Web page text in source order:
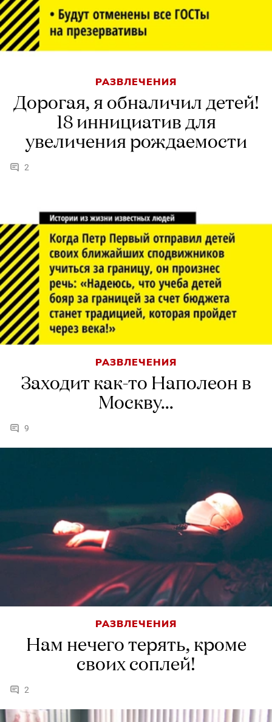
РАЗВЛЕЧЕНИЯ
Дорогая, я обналичил детей!
18 иннициатив для
увеличения рождаемости
2
РАЗВЛЕЧЕНИЯ
Заходит как-то Наполеон в
Москву...
9
РАЗВЛЕЧЕНИЯ
Нам нечего терять, кроме
своих соплей!
2